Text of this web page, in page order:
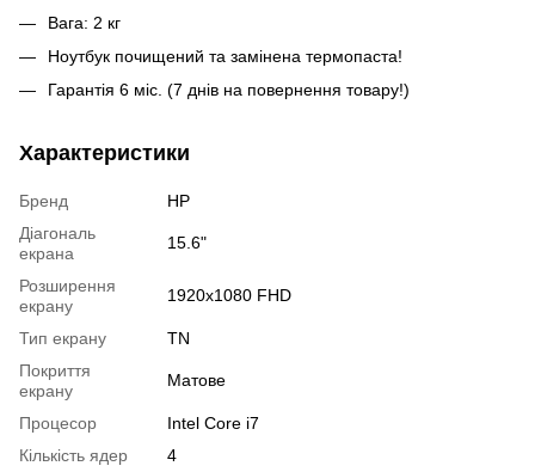
Вага: 2 кг
Ноутбук почищений та замінена термопаста!
Гарантія 6 міс. (7 днів на повернення товару!)
Характеристики
Бренд
HP
Діагональ
екрана
15.6"
Розширення
екрану
1920x1080 FHD
Тип екрану
TN
Покриття
екрану
Матове
Процесор
Intel Core i7
Кількість ядер
4